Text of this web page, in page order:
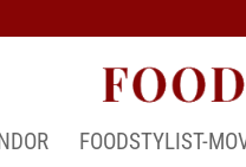
FOODSTYLIST-